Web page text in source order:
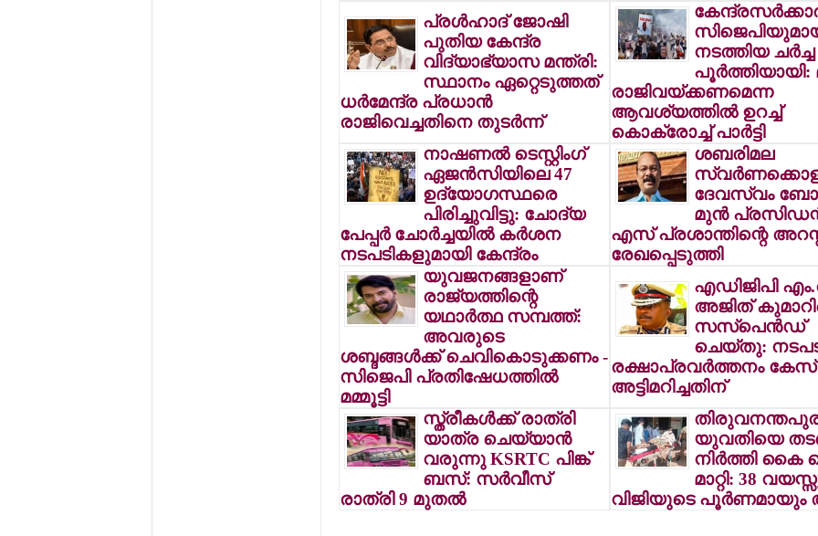
പ്രള്‍ഹാദ് ജോഷി
പുതിയ കേന്ദ്ര
വിദ്യാഭ്യാസ മന്ത്രി:
സ്ഥാനം ഏറ്റെടുത്തത്
ധര്‍മേന്ദ്ര പ്രധാന്‍
രാജിവെച്ചതിനെ തുടര്‍ന്ന്
നടത്തിയ ചര്‍ച്ച
പൂര്‍ത്തിയായി:
രാജിവയ്ക്കണമെന്ന
ആവശ്യത്തില്‍ ഉറച്ച്
കൊക്രോച്ച് പാര്‍ട്ടി
നാഷണല്‍ ടെസ്റ്റിംഗ്
ഏജന്‍സിയിലെ 47
ഉദ്യോഗസ്ഥരെ
പിരിച്ചുവിട്ടു: ചോദ്യ
പേപ്പര്‍ ചോര്‍ച്ചയില്‍ കര്‍ശന
നടപടികളുമായി കേന്ദ്രം
ശബരിമല
ദേവസ്വം
മുന്‍
എസ് പ്രശാന്തിന്റെ
രേഖപ്പെടുത്തി
യുവജനങ്ങളാണ്
രാജ്യത്തിന്റെ
യഥാര്‍ത്ഥ സമ്പത്ത്:
അവരുടെ
ശബ്ദങ്ങള്‍ക്ക് ചെവികൊടുക്കണം -
സിജെപി പ്രതിഷേധത്തില്‍
മമ്മൂട്ടി
എഡിജിപി
അജിത്
സസ്പെന്‍ഡ്
ചെയ്തു:
രക്ഷാപ്രവര്‍ത്തനം കേസ്
അട്ടിമറിച്ചതിന്
സ്ത്രീകള്‍ക്ക് രാത്രി
യാത്ര ചെയ്യാന്‍
വരുന്നു KSRTC പിങ്ക്
ബസ്: സര്‍വീസ്
രാത്രി 9 മുതല്‍
യുവതിയെ
നിര്‍ത്തി കൈ
മാറ്റി: 38
വിജിയുടെ പൂര്‍ണമായും